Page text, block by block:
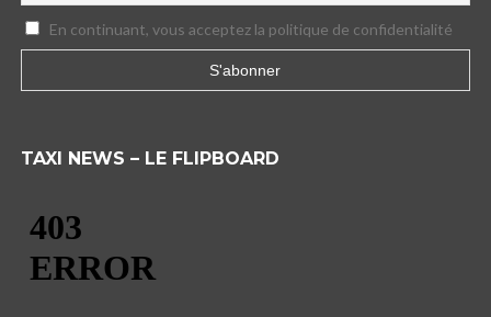
En continuant, vous acceptez la politique de confidentialité
TAXI NEWS – LE FLIPBOARD